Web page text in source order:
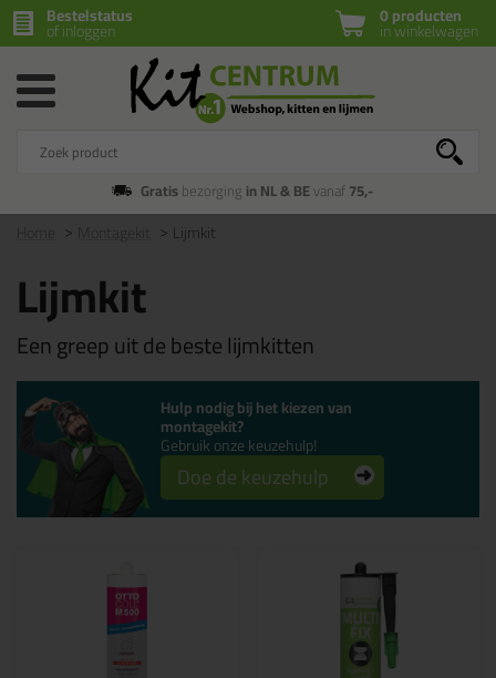
0 producten
in winkelwagen
Bestelstatus
of inloggen
Gratisbezorging in NL & BEvanaf75,-
Lijmkit
Lijmkit
Een greep uit de beste lijmkitten
Hulp nodig bij het kiezen van
montagekit?
Gebruik onze keuzehulp!
Doe de keuzehulp